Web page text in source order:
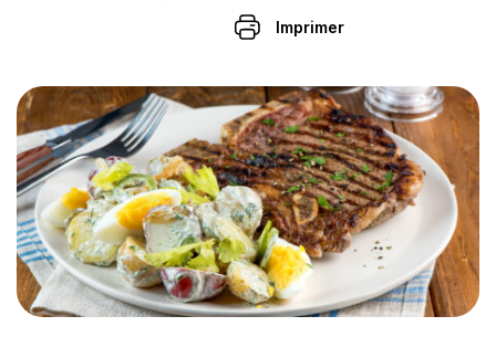
Imprimer